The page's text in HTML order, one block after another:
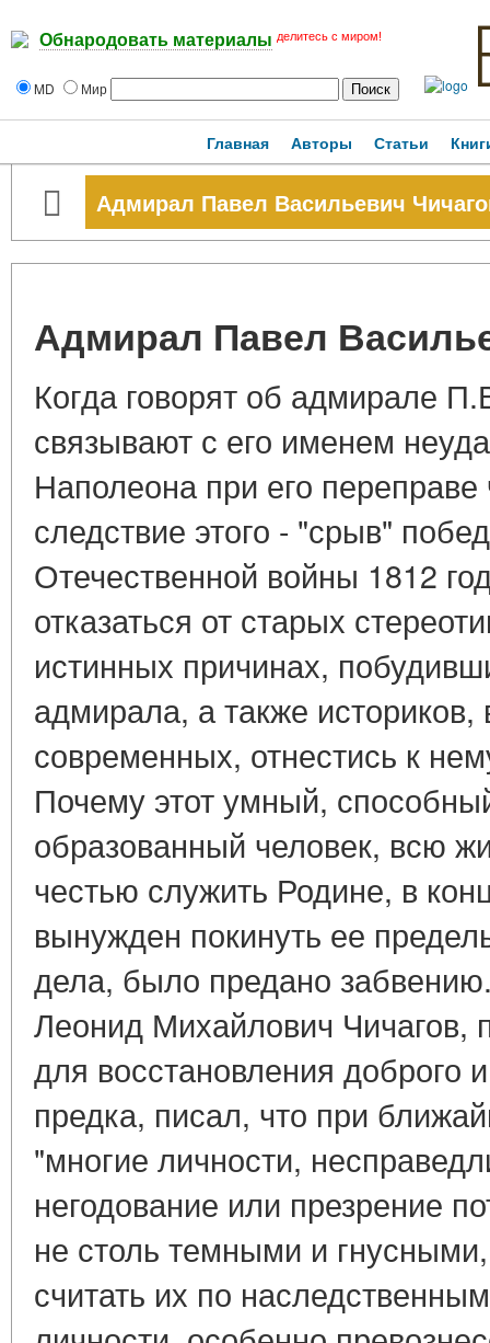
Обнародовать материалы делитесь с миром!
MD Мир
Главная Авторы Статьи
Адмирал Павел Васильевич
Адмирал Павел
Когда говорят об адмирале
связывают с его именем
Наполеона при его переправе
следствие этого - "срыв"
Отечественной войны 1812
отказаться от старых
истинных причинах,
адмирала, а также
современных, отнестись к
Почему этот умный,
образованный человек, всю
честью служить Родине, в
вынужден покинуть ее
дела, было предано
Леонид Михайлович
для восстановления доброго
предка, писал, что при
"многие личности,
негодование или презрение
не столь темными и
считать их по